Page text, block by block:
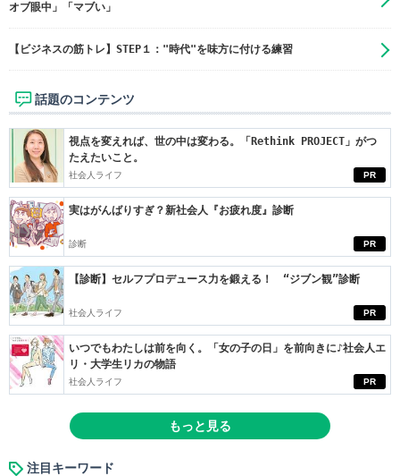
オブ眼中」「マブい」
【ビジネスの筋トレ】STEP１："時代"を味方に付ける練習
話題のコンテンツ
PR
視点を変えれば、世の中は変わる。「Rethink PROJECT」がつ
たえたいこと。
社会人ライフ
PR
実はがんばりすぎ？新社会人『お疲れ度』診断
診断
PR
【診断】セルフプロデュース力を鍛える！ “ジブン観”診断
社会人ライフ
PR
いつでもわたしは前を向く。「女の子の日」を前向きに♪社会人エ
リ・大学生リカの物語
社会人ライフ
もっと見る
注目キーワード